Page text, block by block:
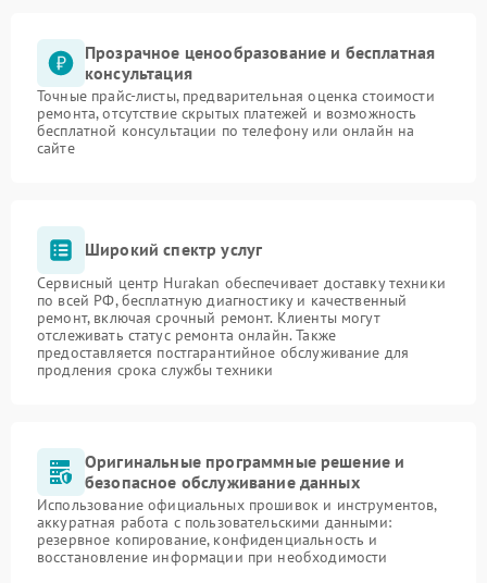
Прозрачное ценообразование и бесплатная
консультация
Точные прайс-листы, предварительная оценка стоимости
ремонта, отсутствие скрытых платежей и возможность
бесплатной консультации по телефону или онлайн на
сайте
Широкий спектр услуг
Сервисный центр Hurakan обеспечивает доставку техники
по всей РФ, бесплатную диагностику и качественный
ремонт, включая срочный ремонт. Клиенты могут
отслеживать статус ремонта онлайн. Также
предоставляется постгарантийное обслуживание для
продления срока службы техники
Оригинальные программные решение и
безопасное обслуживание данных
Использование официальных прошивок и инструментов,
аккуратная работа с пользовательскими данными:
резервное копирование, конфиденциальность и
восстановление информации при необходимости